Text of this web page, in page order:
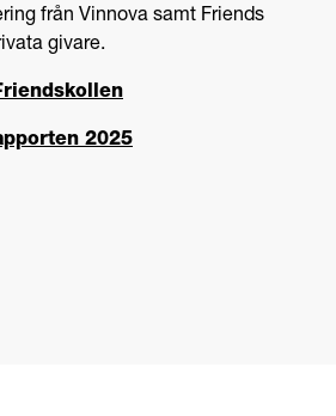
från Vinnova samt Friends
givare.
2025